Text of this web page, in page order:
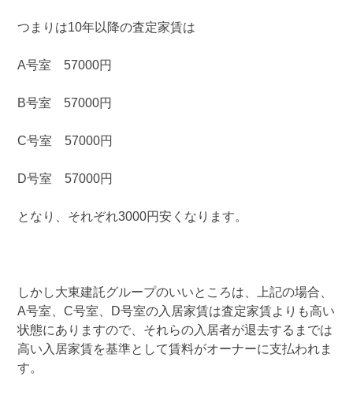
つまりは10年以降の査定家賃は
A号室 57000円
B号室 57000円
C号室 57000円
D号室 57000円
となり、それぞれ3000円安くなります。
しかし大東建託グループのいいところは、上記の場合、
A号室、C号室、D号室の入居家賃は査定家賃よりも高い
状態にありますので、それらの入居者が退去するまでは
高い入居家賃を基準として賃料がオーナーに支払われま
す。